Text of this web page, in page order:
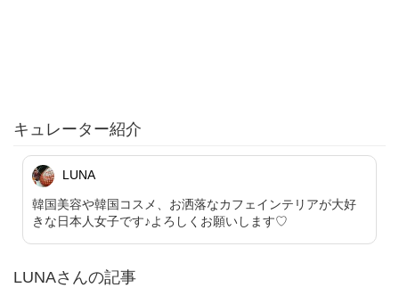
キュレーター紹介
LUNA
韓国美容や韓国コスメ、お洒落なカフェインテリアが大好
きな日本人女子です♪よろしくお願いします♡
LUNAさんの記事